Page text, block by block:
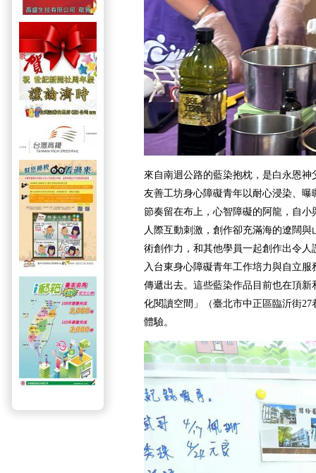
來自南迴公路的藍染抱枕，是白永恩
友善工坊身心障礙青年以耐心浸染、
節奏留在布上，心智障礙的阿龍，自
人際互動刺激，創作卻充滿海的遼闊
術創作力，和其他學員一起創作出令
入台東身心障礙青年工作培力與自立
傳遞出去。這些藍染作品目前也在頂
化閱讀空間」（臺北市中正區臨沂街
體驗。